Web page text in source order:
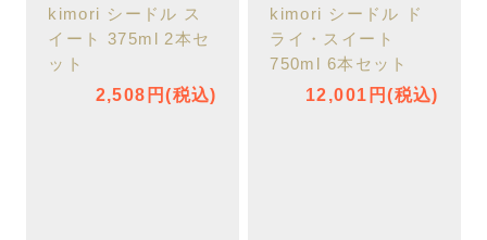
kimori シードル ス
イート 375ml 2本セ
ット
2,508円(税込)
kimori シードル ド
ライ・スイート
750ml 6本セット
12,001円(税込)